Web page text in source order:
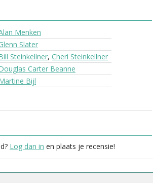
Menken
Slater
Steinkellner, Cheri Steinkellner
Carter Beanne
Bijl
Log dan in en plaats je recensie!